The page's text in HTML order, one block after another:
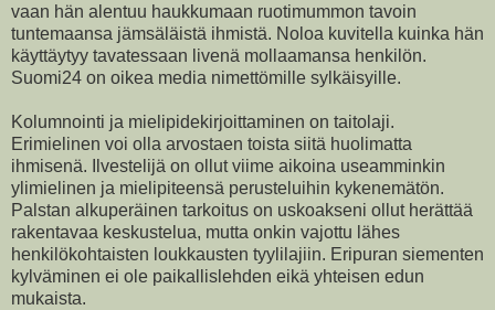
vaan hän alentuu haukkumaan ruotimummon tavoin
tuntemaansa jämsäläistä ihmistä. Noloa kuvitella kuinka hän
käyttäytyy tavatessaan livenä mollaamansa henkilön.
Suomi24 on oikea media nimettömille sylkäisyille.
Kolumnointi ja mielipidekirjoittaminen on taitolaji.
Erimielinen voi olla arvostaen toista siitä huolimatta
ihmisenä. Ilvestelijä on ollut viime aikoina useamminkin
ylimielinen ja mielipiteensä perusteluihin kykenemätön.
Palstan alkuperäinen tarkoitus on uskoakseni ollut herättää
rakentavaa keskustelua, mutta onkin vajottu lähes
henkilökohtaisten loukkausten tyylilajiin. Eripuran siementen
kylväminen ei ole paikallislehden eikä yhteisen edun
mukaista.